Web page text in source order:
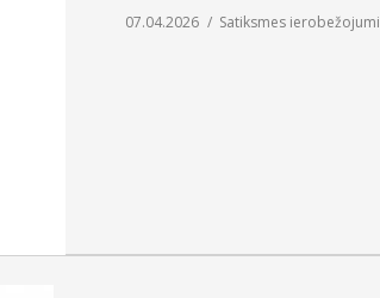
07.04.2026 Satiksmes ierobežojumi